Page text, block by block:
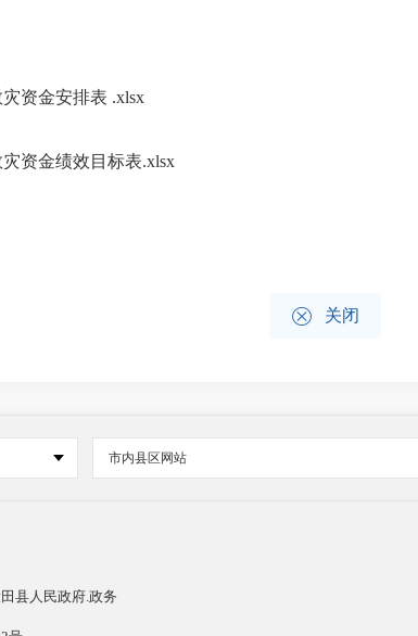
资金安排表 .xlsx
资金绩效目标表.xlsx
 关闭
市内县区网站
县人民政府.政务